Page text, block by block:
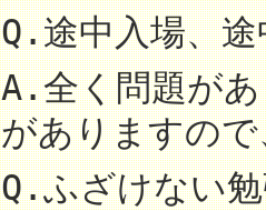
Q.途中入場、
A.全く問題が
がありますの
Q.ふざけない